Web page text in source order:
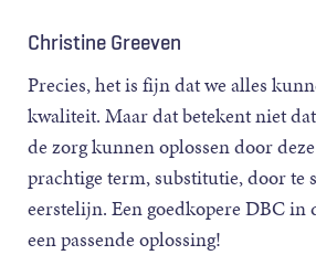
Christine Greeven
Precies, het is fijn dat we alles
kwaliteit. Maar dat betekent niet
de zorg kunnen oplossen door
prachtige term, substitutie, door te
eerstelijn. Een goedkopere DBC
een passende oplossing!